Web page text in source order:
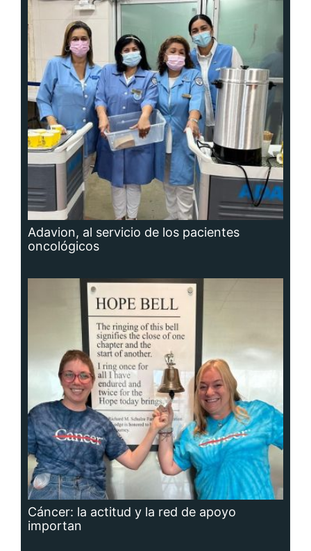
Adavion, al servicio de los pacientes
oncológicos
Cáncer: la actitud y la red de apoyo
importan